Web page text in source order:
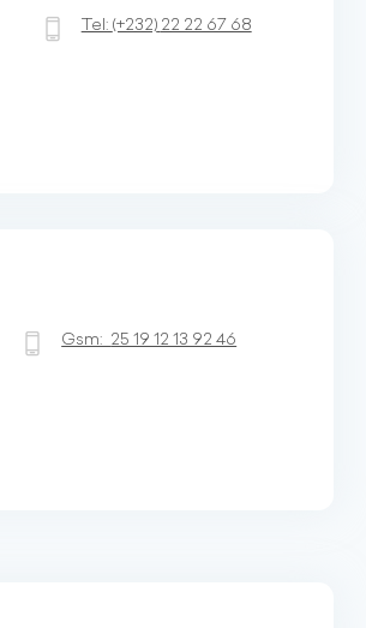
Tel: (+232) 22 22 67 68
Gsm: 25 19 12 13 92 46